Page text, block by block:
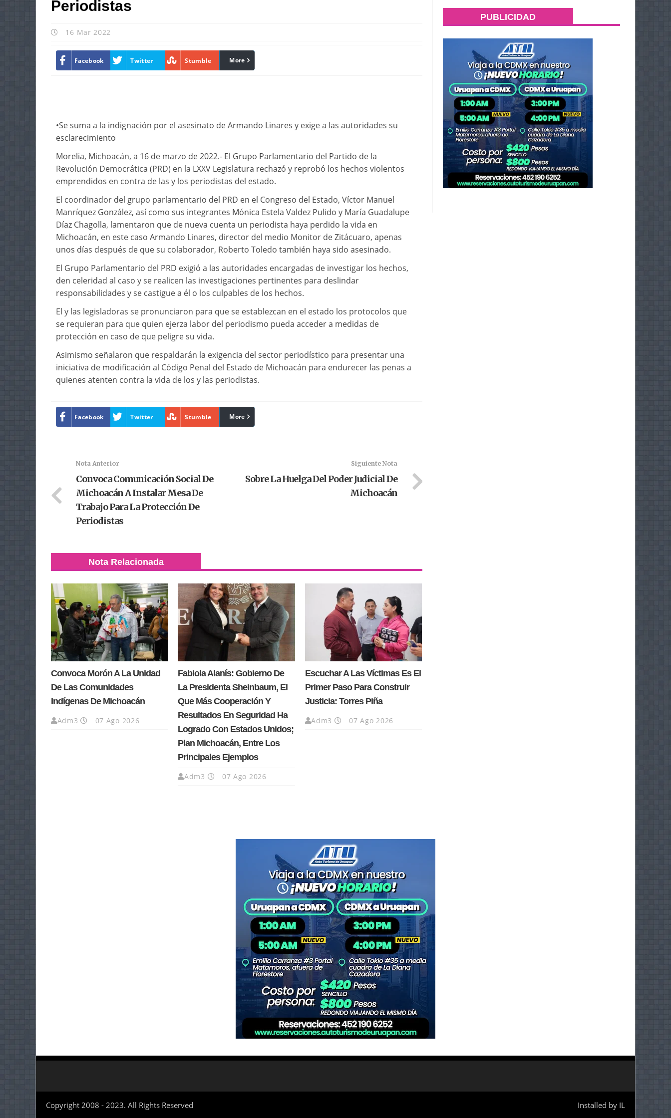
Periodistas
16 Mar 2022
Facebook Twitter Stumble linkedin
More
•Se suma a la indignación por el asesinato de Armando Linares y exige a las autoridades su
esclarecimiento
Morelia, Michoacán, a 16 de marzo de 2022.- El Grupo Parlamentario del Partido de la
Revolución Democrática (PRD) en la LXXV Legislatura rechazó y reprobó los hechos violentos
emprendidos en contra de las y los periodistas del estado.
El coordinador del grupo parlamentario del PRD en el Congreso del Estado, Víctor Manuel
Manríquez González, así como sus integrantes Mónica Estela Valdez Pulido y María Guadalupe
Díaz Chagolla, lamentaron que de nueva cuenta un periodista haya perdido la vida en
Michoacán, en este caso Armando Linares, director del medio Monitor de Zitácuaro, apenas
unos días después de que su colaborador, Roberto Toledo también haya sido asesinado.
El Grupo Parlamentario del PRD exigió a las autoridades encargadas de investigar los hechos,
den celeridad al caso y se realicen las investigaciones pertinentes para deslindar
responsabilidades y se castigue a él o los culpables de los hechos.
El y las legisladoras se pronunciaron para que se establezcan en el estado los protocolos que
se requieran para que quien ejerza labor del periodismo pueda acceder a medidas de
protección en caso de que peligre su vida.
Asimismo señalaron que respaldarán la exigencia del sector periodístico para presentar una
iniciativa de modificación al Código Penal del Estado de Michoacán para endurecer las penas a
quienes atenten contra la vida de los y las periodistas.
Facebook Twitter Stumble linkedin
More
Nota Anterior
Convoca Comunicación Social De
Michoacán A Instalar Mesa De
Trabajo Para La Protección De
Periodistas
Siguiente Nota
Sobre La Huelga Del Poder Judicial De
Michoacán
Nota Relacionada
Convoca Morón A La Unidad
De Las Comunidades
Indígenas De Michoacán
Adm3 07 Ago 2026
Fabiola Alanís: Gobierno De
La Presidenta Sheinbaum, El
Que Más Cooperación Y
Resultados En Seguridad Ha
Logrado Con Estados Unidos;
Plan Michoacán, Entre Los
Principales Ejemplos
Adm3 07 Ago 2026
Escuchar A Las Víctimas Es El
Primer Paso Para Construir
Justicia: Torres Piña
Adm3 07 Ago 2026
PUBLICIDAD
Copyright 2008 - 2023. All Rights Reserved Installed by IL